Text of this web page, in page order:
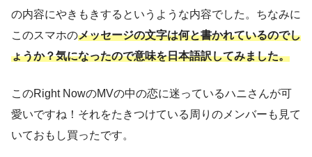
の内容にやきもきするというような内容でした。ちなみに
このスマホのメッセージの文字は何と書かれているのでし
ょうか？気になったので意味を日本語訳してみました。
このRight NowのMVの中の恋に迷っているハニさんが可
愛いですね！それをたきつけている周りのメンバーも見て
いておもし買ったです。